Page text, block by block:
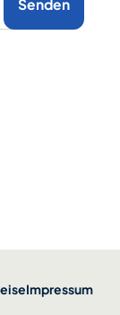
Senden
Impressum